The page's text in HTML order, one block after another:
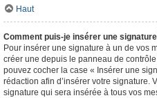
Haut
Comment puis-je insérer une
Pour insérer une signature à un de vos
créer une depuis le panneau de
pouvez cocher la case « Insérer une
rédaction afin d’insérer votre signature.
signature qui sera insérée à tous vos